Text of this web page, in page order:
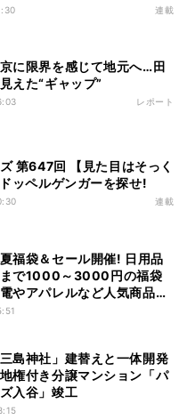
連載
京に限界を感じて地元へ…田
えた“ギャップ”
レポート
第647回 【見た目はそっく
ッペルゲンガーを探せ!
連載
夏福袋＆セール開催! 日用品
まで1000～3000円の福袋
やアパレルなど人気商品も
島神社」建替えと一体開発
権付き分譲マンション「パ
入谷」竣工